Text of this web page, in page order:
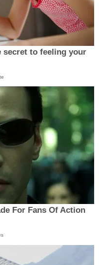
to feeling your
For Fans Of Action